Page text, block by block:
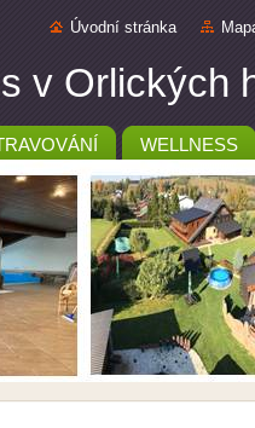
Úvodní stránka
v Orlických
WELLNESS